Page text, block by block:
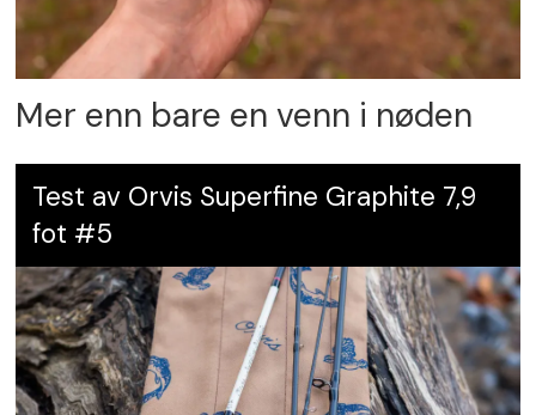
Mer enn bare en venn i nøden
Test av Orvis Superfine Graphite 7,9
fot #5